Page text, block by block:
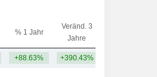
% 1 Jahr
Veränd. 3
Jahre
+88.63% +390.43%